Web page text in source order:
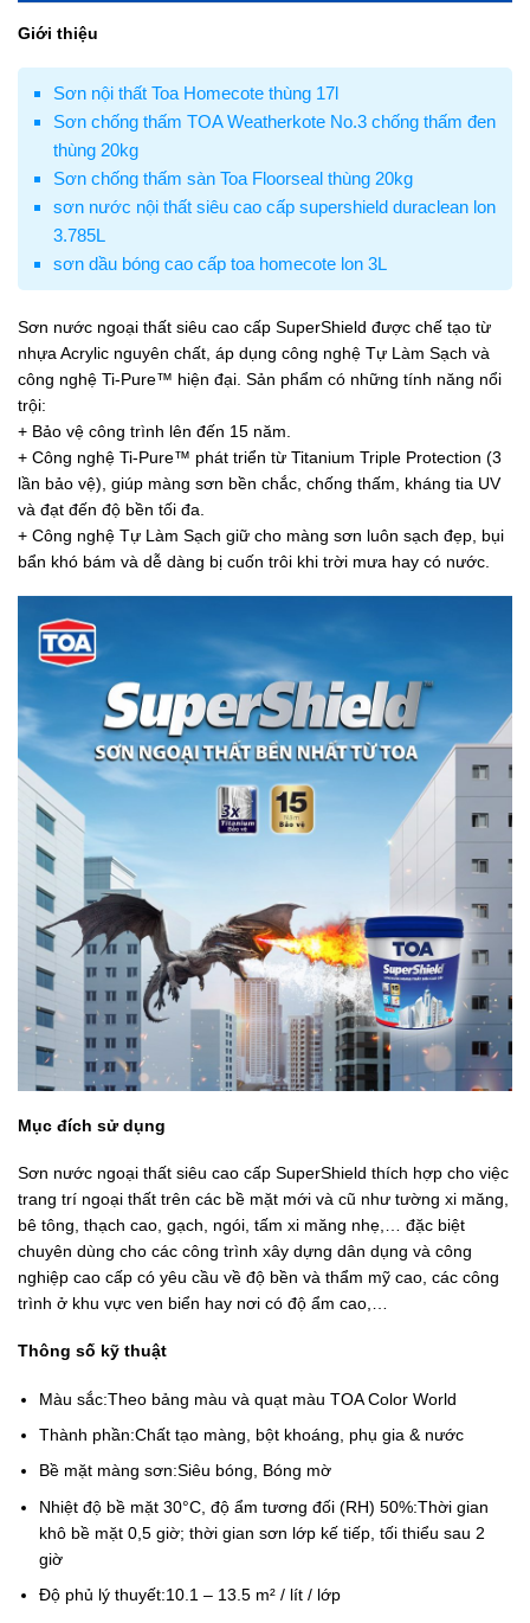
Giới thiệu
Sơn nội thất Toa Homecote thùng 17l
Sơn chống thấm TOA Weatherkote No.3 chống thấm đen
thùng 20kg
Sơn chống thấm sàn Toa Floorseal thùng 20kg
sơn nước nội thất siêu cao cấp supershield duraclean lon
3.785L
sơn dầu bóng cao cấp toa homecote lon 3L
Sơn nước ngoại thất siêu cao cấp SuperShield được chế tạo từ
nhựa Acrylic nguyên chất, áp dụng công nghệ Tự Làm Sạch và
công nghệ Ti-Pure™ hiện đại. Sản phẩm có những tính năng nổi
trội:
+ Bảo vệ công trình lên đến 15 năm.
+ Công nghệ Ti-Pure™ phát triển từ Titanium Triple Protection (3
lần bảo vệ), giúp màng sơn bền chắc, chống thấm, kháng tia UV
và đạt đến độ bền tối đa.
+ Công nghệ Tự Làm Sạch giữ cho màng sơn luôn sạch đẹp, bụi
bẩn khó bám và dễ dàng bị cuốn trôi khi trời mưa hay có nước.
Mục đích sử dụng
Sơn nước ngoại thất siêu cao cấp SuperShield thích hợp cho việc
trang trí ngoại thất trên các bề mặt mới và cũ như tường xi măng,
bê tông, thạch cao, gạch, ngói, tấm xi măng nhẹ,… đặc biệt
chuyên dùng cho các công trình xây dựng dân dụng và công
nghiệp cao cấp có yêu cầu về độ bền và thẩm mỹ cao, các công
trình ở khu vực ven biển hay nơi có độ ẩm cao,…
Thông số kỹ thuật
Màu sắc:Theo bảng màu và quạt màu TOA Color World
Thành phần:Chất tạo màng, bột khoáng, phụ gia & nước
Bề mặt màng sơn:Siêu bóng, Bóng mờ
Nhiệt độ bề mặt 30°C, độ ẩm tương đối (RH) 50%:Thời gian
khô bề mặt 0,5 giờ; thời gian sơn lớp kế tiếp, tối thiểu sau 2
giờ
Độ phủ lý thuyết:10.1 – 13.5 m² / lít / lớp